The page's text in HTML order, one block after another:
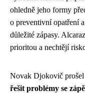
ohledně jeho formy
o preventivní opatření
důležité zápasy.
prioritou a nechtějí
Novak Djokovič
řešit problémy se